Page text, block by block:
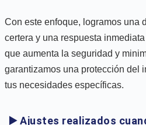
Con este enfoque, logramos una
certera y una respuesta
que aumenta la seguridad y
garantizamos una protección del
tus necesidades específicas.
▶️ Ajustes realizados